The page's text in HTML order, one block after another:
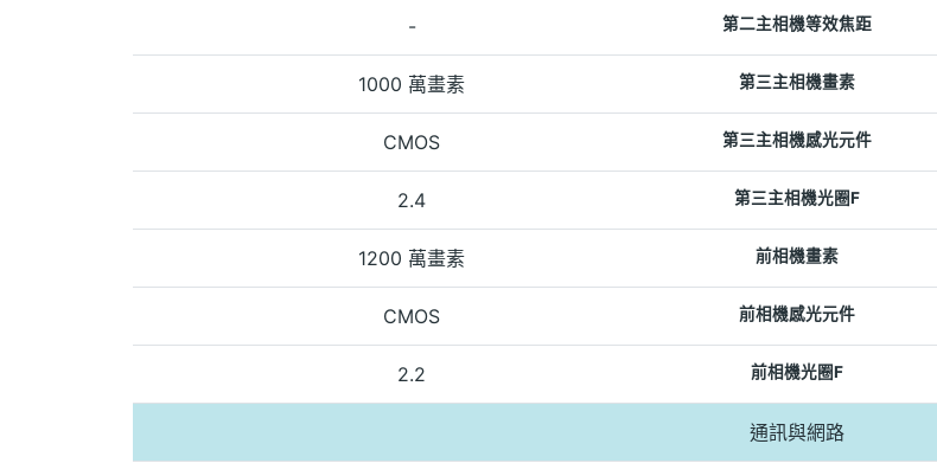
- 第二主相機等效焦距
1000 萬畫素 第三主相機畫素
CMOS 第三主相機感光元件
2.4 第三主相機光圈F
1200 萬畫素 前相機畫素
CMOS 前相機感光元件
2.2 前相機光圈F
通訊與網路